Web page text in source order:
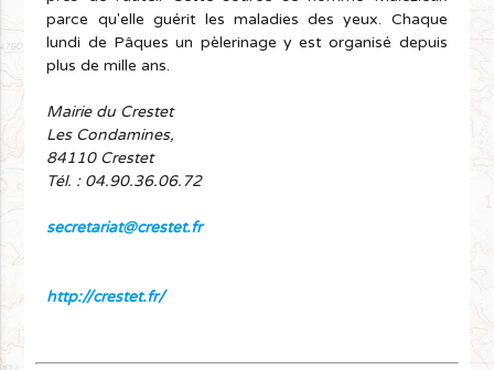
parce qu'elle guérit les maladies des yeux. Chaque
lundi de Pâques un pèlerinage y est organisé depuis
plus de mille ans.
Mairie du Crestet
Les Condamines,
84110 Crestet
Tél. : 04.90.36.06.72
secretariat@crestet.fr
http://crestet.fr/